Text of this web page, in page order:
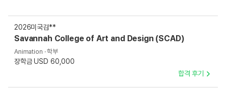
2026미국김**
Savannah College of Art and Design (SCAD)
Animation · 학부
장학금 USD 60,000
합격 후기